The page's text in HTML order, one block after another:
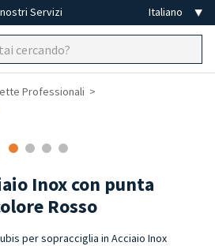
Servizi
Professionali
Inox con punta
Rosso
per sopracciglia in Acciaio Inox